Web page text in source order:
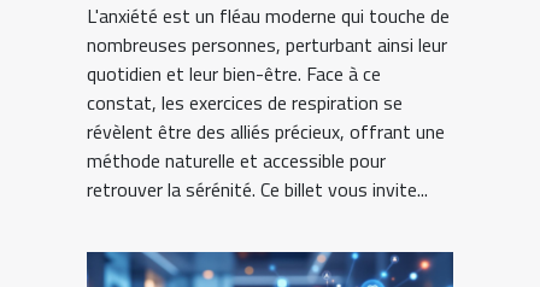
L'anxiété est un fléau moderne qui touche de
nombreuses personnes, perturbant ainsi leur
quotidien et leur bien-être. Face à ce
constat, les exercices de respiration se
révèlent être des alliés précieux, offrant une
méthode naturelle et accessible pour
retrouver la sérénité. Ce billet vous invite...